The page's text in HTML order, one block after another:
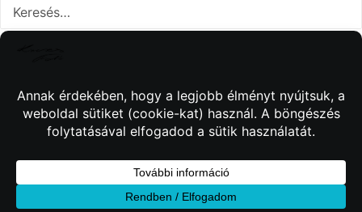
© 2026 Kincses Fotó. Minden jog fenntartva